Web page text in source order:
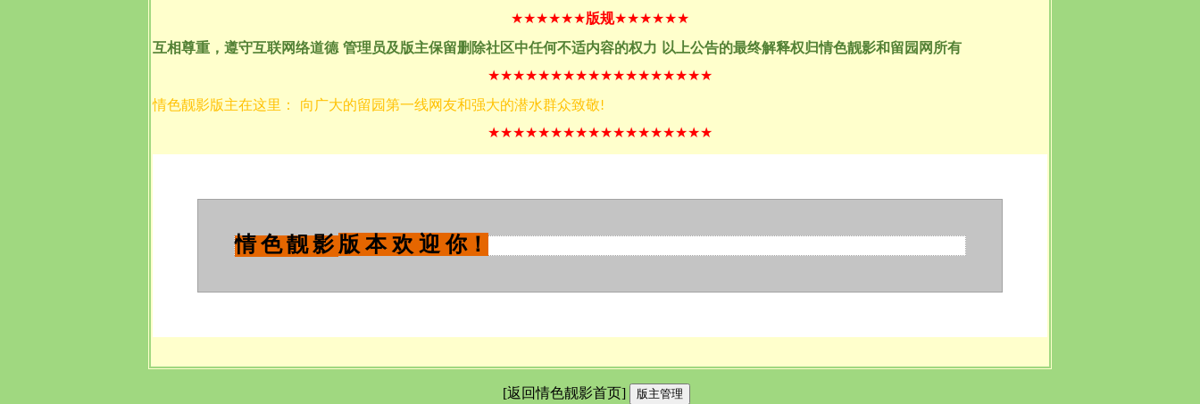
★★★★★★版规★★★★★★
互相尊重，遵守互联网络道德 管理员及版主保留删除社区中任何不适内容的权力 以上公告的最终解释权归情色靓影和留园网所有
★★★★★★★★★★★★★★★★★★
情色靓影版主在这里： 向广大的留园第一线网友和强大的潜水群众致敬!
★★★★★★★★★★★★★★★★★★
情 色 靓 影 版 本 欢 迎 你！
[返回情色靓影首页]